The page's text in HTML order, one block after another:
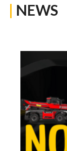
| NEWS